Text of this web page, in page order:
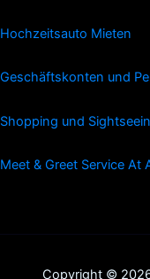
Hochzeitsauto Mieten
Geschäftskonten und
Shopping und
Meet & Greet Service At
Copyright ©